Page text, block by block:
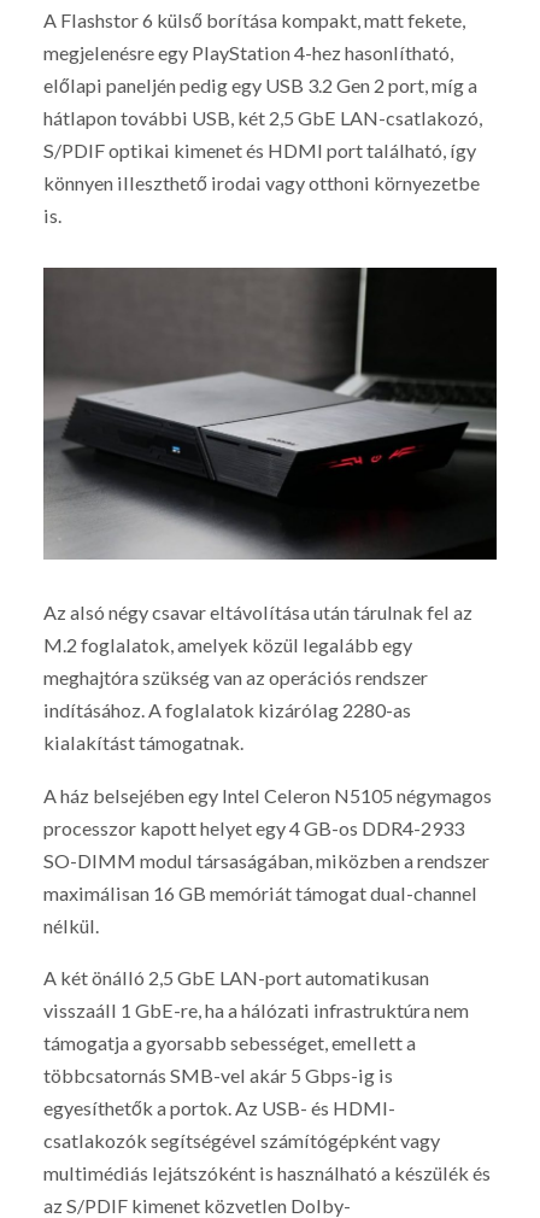
A Flashstor 6 külső borítása kompakt, matt fekete,
megjelenésre egy PlayStation 4-hez hasonlítható,
előlapi paneljén pedig egy USB 3.2 Gen 2 port, míg a
hátlapon további USB, két 2,5 GbE LAN-csatlakozó,
S/PDIF optikai kimenet és HDMI port található, így
könnyen illeszthető irodai vagy otthoni környezetbe
is.
Az alsó négy csavar eltávolítása után tárulnak fel az
M.2 foglalatok, amelyek közül legalább egy
meghajtóra szükség van az operációs rendszer
indításához. A foglalatok kizárólag 2280-as
kialakítást támogatnak.
A ház belsejében egy Intel Celeron N5105 négymagos
processzor kapott helyet egy 4 GB-os DDR4-2933
SO-DIMM modul társaságában, miközben a rendszer
maximálisan 16 GB memóriát támogat dual-channel
nélkül.
A két önálló 2,5 GbE LAN-port automatikusan
visszaáll 1 GbE-re, ha a hálózati infrastruktúra nem
támogatja a gyorsabb sebességet, emellett a
többcsatornás SMB-vel akár 5 Gbps-ig is
egyesíthetők a portok. Az USB- és HDMI-
csatlakozók segítségével számítógépként vagy
multimédiás lejátszóként is használható a készülék és
az S/PDIF kimenet közvetlen Dolby-